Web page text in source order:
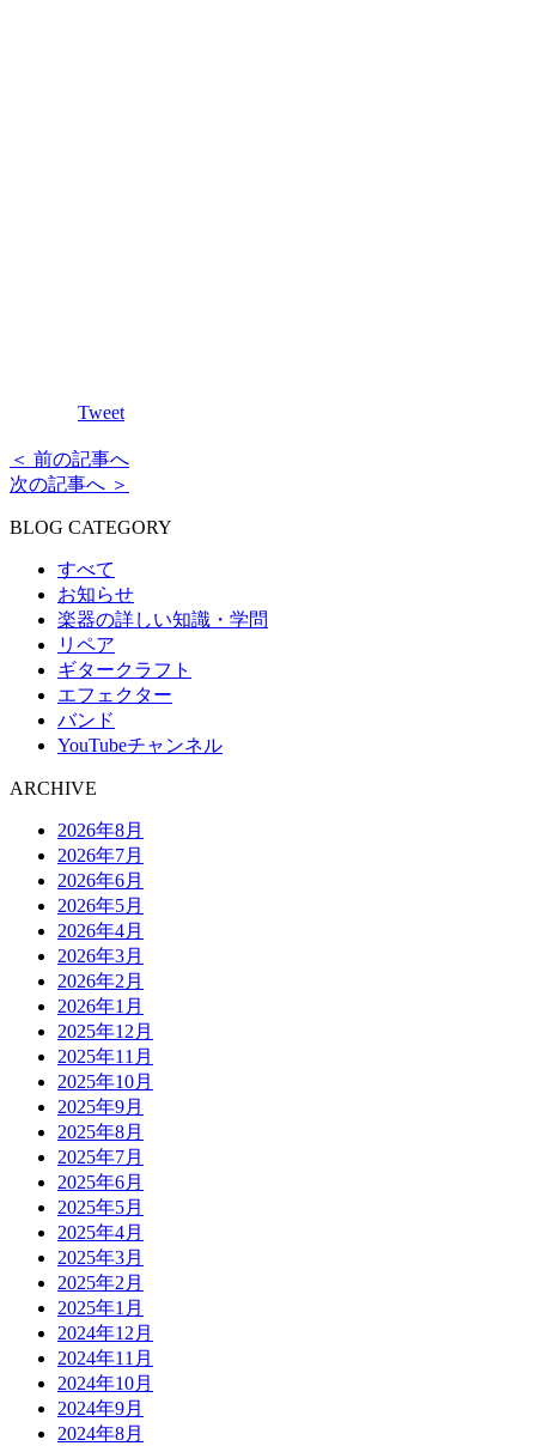
Tweet
＜ 前の記事へ
次の記事へ ＞
BLOG CATEGORY
すべて
お知らせ
楽器の詳しい知識・学問
リペア
ギタークラフト
エフェクター
バンド
YouTubeチャンネル
ARCHIVE
2026年8月
2026年7月
2026年6月
2026年5月
2026年4月
2026年3月
2026年2月
2026年1月
2025年12月
2025年11月
2025年10月
2025年9月
2025年8月
2025年7月
2025年6月
2025年5月
2025年4月
2025年3月
2025年2月
2025年1月
2024年12月
2024年11月
2024年10月
2024年9月
2024年8月